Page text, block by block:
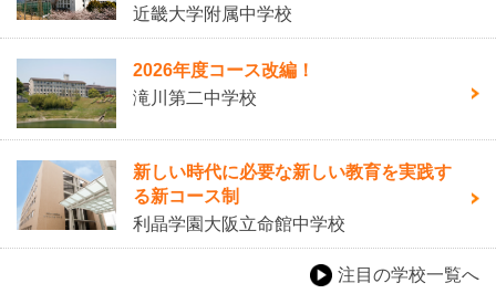
近畿大学附属中学校
2026年度コース改編！
滝川第二中学校
新しい時代に必要な新しい教育を実践す
る新コース制
利晶学園大阪立命館中学校
注目の学校一覧へ